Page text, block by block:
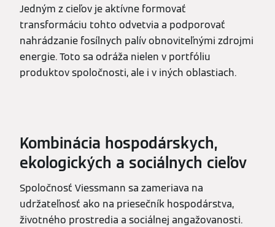
Jedným z cieľov je aktívne formovať
transformáciu tohto odvetvia a podporovať
nahrádzanie fosílnych palív obnoviteľnými zdrojmi
energie. Toto sa odráža nielen v portfóliu
produktov spoločnosti, ale i v iných oblastiach.
Kombinácia hospodárskych,
ekologických a sociálnych cieľov
Spoločnosť Viessmann sa zameriava na
udržateľnosť ako na priesečník hospodárstva,
životného prostredia a sociálnej angažovanosti.